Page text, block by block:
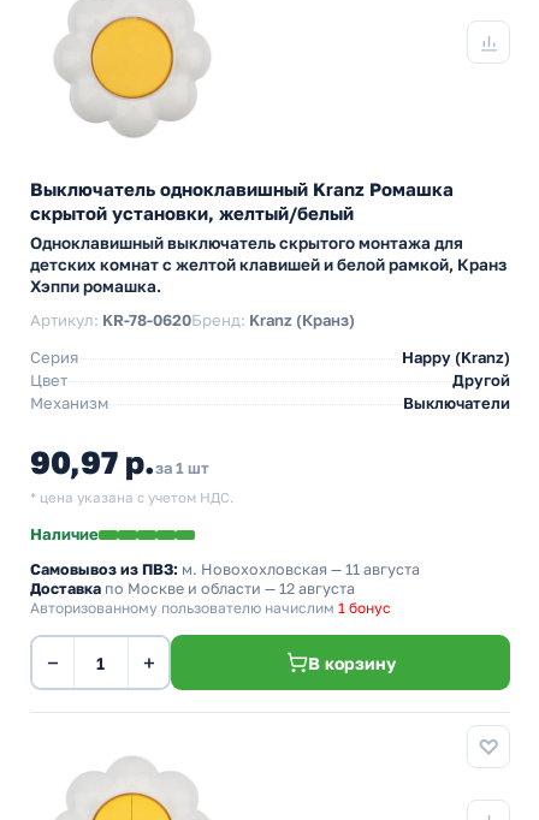
Выключатель одноклавишный Kranz Ромашка
скрытой установки, желтый/белый
Одноклавишный выключатель скрытого монтажа для
детских комнат с желтой клавишей и белой рамкой, Кранз
Хэппи ромашка.
Артикул: KR-78-0620Бренд: Kranz (Кранз)
Серия
Happy (Kranz)
Цвет
Другой
Механизм
Выключатели
90,97 р.за 1 шт
* цена указана с учетом НДС.
Наличие
Самовывоз из ПВЗ: м. Новохохловская — 11 августа
Доставка по Москве и области — 12 августа
Авторизованному пользователю начислим 1 бонус
− + В корзину